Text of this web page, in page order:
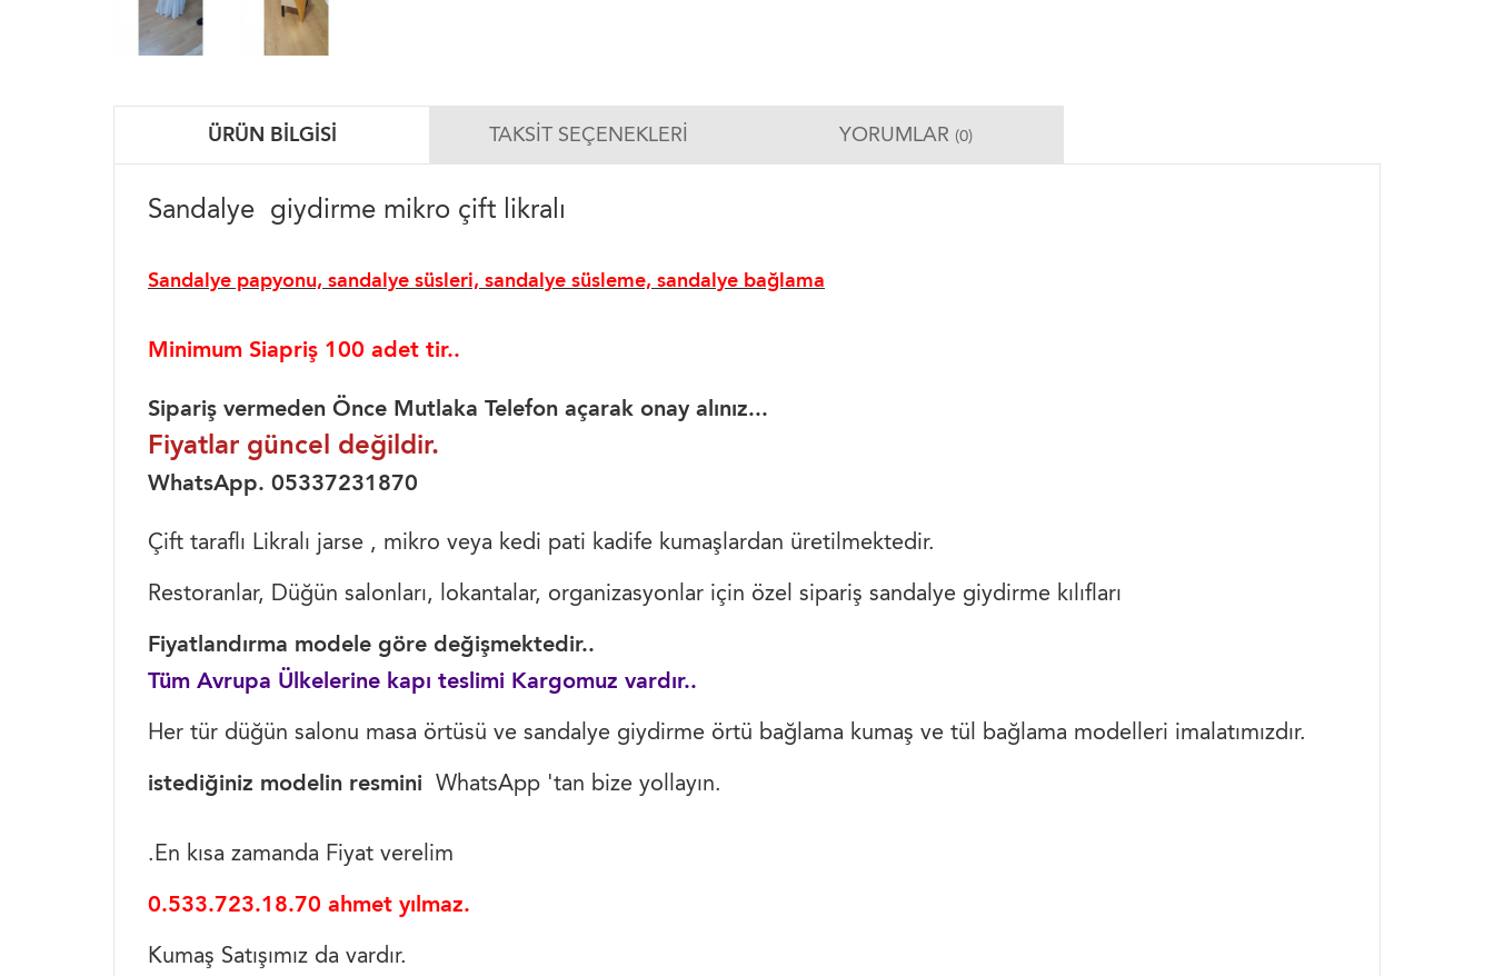
ÜRÜN BILGISI TAKSIT SEÇENEKLERI YORUMLAR (0)
Sandalye giydirme mikro çift likralı
Sandalye papyonu, sandalye süsleri, sandalye süsleme, sandalye bağlama
Minimum Siapriş 100 adet tir..
Sipariş vermeden Önce Mutlaka Telefon açarak onay alınız...
Fiyatlar güncel değildir.
WhatsApp. 05337231870
Çift taraflı Likralı jarse , mikro veya kedi pati kadife kumaşlardan üretilmektedir.
Restoranlar, Düğün salonları, lokantalar, organizasyonlar için özel sipariş sandalye giydirme kılıfları
Fiyatlandırma modele göre değişmektedir..
Tüm Avrupa Ülkelerine kapı teslimi Kargomuz vardır..
Her tür düğün salonu masa örtüsü ve sandalye giydirme örtü bağlama kumaş ve tül bağlama modelleri imalatımızdır.
istediğiniz modelin resmini WhatsApp 'tan bize yollayın.
.En kısa zamanda Fiyat verelim
0.533.723.18.70 ahmet yılmaz.
Kumaş Satışımız da vardır.